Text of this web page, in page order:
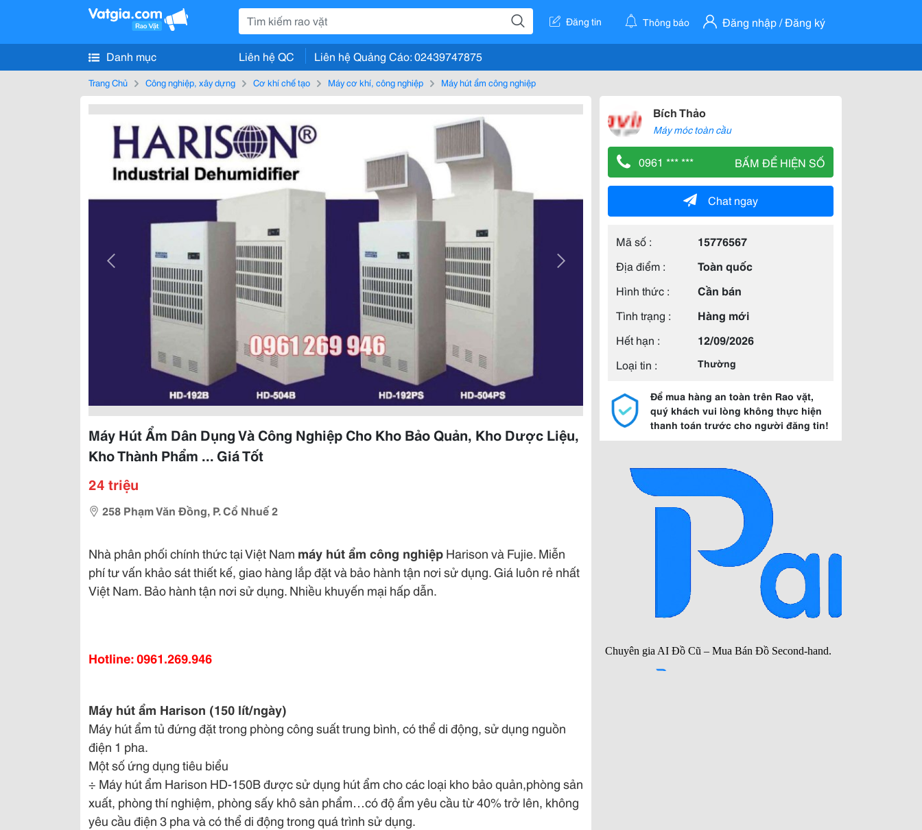
Đăng tin Thông báo Đăng nhập / Đăng ký
Danh mục Liên hệ QC Liên hệ Quảng Cáo: 02439747875
Trang Chủ Công nghiệp, xây dựng Cơ khí chế tạo Máy cơ khí, công nghiệp Máy hút ẩm công nghiệp
Máy Hút Ẩm Dân Dụng Và Công Nghiệp Cho Kho Bảo Quản, Kho Dược Liệu,
Kho Thành Phẩm ... Giá Tốt
24 triệu
258 Phạm Văn Đồng, P. Cổ Nhuế 2
Nhà phân phối chính thức tại Việt Nam máy hút ẩm công nghiệpHarison và Fujie. Miễn
phí tư vấn khảo sát thiết kế, giao hàng lắp đặt và bảo hành tận nơi sử dụng. Giá luôn rẻ nhất
Việt Nam. Bảo hành tận nơi sử dụng. Nhiều khuyến mại hấp dẫn.
Hotline: 0961.269.946
Máy hút ẩm Harison (150 lít/ngày)
Máy hút ẩm tủ đứng đặt trong phòng công suất trung bình, có thể di động, sử dụng nguồn
điện 1 pha.
Một số ứng dụng tiêu biểu
÷ Máy hút ẩm Harison HD-150B được sử dụng hút ẩm cho các loại kho bảo quản,phòng sản
xuất, phòng thí nghiệm, phòng sấy khô sản phẩm…có độ ẩm yêu cầu từ 40% trở lên, không
yêu cầu điện 3 pha và có thể di động trong quá trình sử dụng.
Bích Thảo
Máy móc toàn cầu
0961 *** *** BẤM ĐỂ HIỆN SỐ
Chat ngay
Mã số :
15776567
Địa điểm :
Toàn quốc
Hình thức :
Cần bán
Tình trạng :
Hàng mới
Hết hạn :
12/09/2026
Loại tin :
Thường
Để mua hàng an toàn trên Rao vặt,
quý khách vui lòng không thực hiện
thanh toán trước cho người đăng tin!